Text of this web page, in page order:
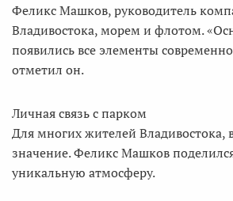
Феликс Машков, руководитель
Владивостока, морем и флотом.
появились все элементы
отметил он.
Личная связь с парком
Для многих жителей
значение. Феликс Машков
уникальную атмосферу.